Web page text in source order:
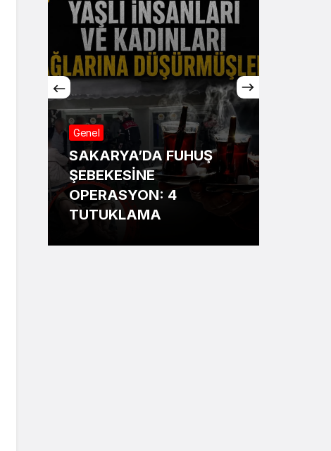
Genel
SAKARYA’DA FUHUŞ
ŞEBEKESİNE
OPERASYON: 4
TUTUKLAMA